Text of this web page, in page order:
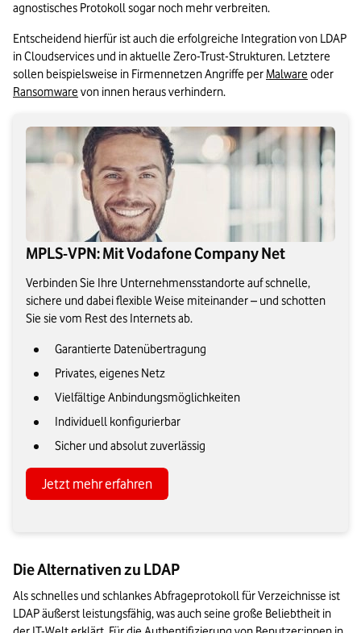
agnostisches Protokoll sogar noch mehr verbreiten.
Entscheidend hierfür ist auch die erfolgreiche Integration von LDAP
in Cloudservices und in aktuelle Zero-Trust-Strukturen. Letztere
sollen beispielsweise in Firmennetzen Angriffe per Malware
Ransomware von innen heraus verhindern.
MPLS-VPN: Mit Vodafone Company Net
Verbinden Sie Ihre Unternehmensstandorte auf schnelle,
sichere und dabei flexible Weise miteinander – und schotten
Sie sie vom Rest des Internets ab.
Garantierte Datenübertragung
Privates, eigenes Netz
Vielfältige Anbindungsmöglichkeiten
Individuell konfigurierbar
Sicher und absolut zuverlässig
Jetzt mehr erfahren
Die Alternativen zu LDAP
Als schnelles und schlankes Abfrageprotokoll für Verzeichnisse ist
LDAP äußerst leistungsfähig, was auch seine große Beliebtheit in